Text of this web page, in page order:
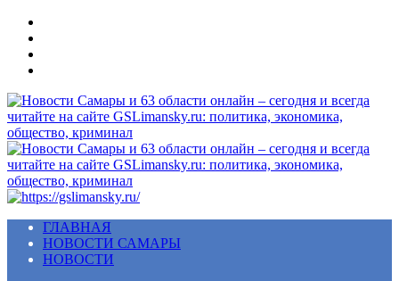
Меню
ГЛАВНАЯ
НОВОСТИ САМАРЫ
НОВОСТИ